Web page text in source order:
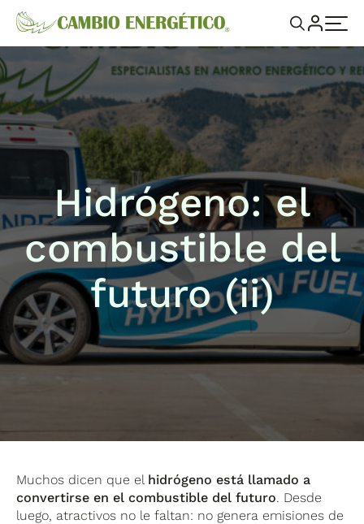
Hidrógeno: el
combustible del
futuro (ii)
Muchos dicen que el hidrógeno está llamado a
convertirse en el combustible del futuro. Desde
luego, atractivos no le faltan: no genera emisiones de